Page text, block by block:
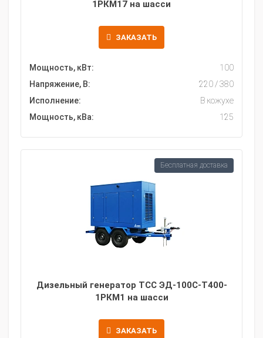
1РКМ17 на шасси
ЗАКАЗАТЬ
Мощность, кВт:
100
Напряжение, В:
220 / 380
Исполнение:
В кожухе
Мощность, кВа:
125
Дизельный генератор ТСС ЭД-100С-Т400-
1РКМ1 на шасси
ЗАКАЗАТЬ
Бесплатная доставка